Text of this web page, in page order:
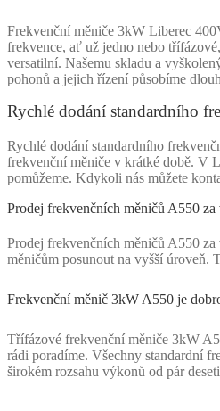
Frekvenční měniče 3kW Liberec
frekvence, ať už jedno nebo
versatilní. Našemu skladu a
pohonů a jejich řízení působíme
Rychlé dodání standardního
Rychlé dodání standardního
frekvenční měniče v krátké době. V
pomůžeme. Kdykoli nás můžete
Prodej frekvenčních měničů A550 za
Prodej frekvenčních měničů A550
měničům posunout na vyšší úroveň.
Frekvenční měnič 3kW A550 je
Třífázové frekvenční měniče 3kW
rádi poradíme. Všechny standardní
širokém rozsahu výkonů od pár